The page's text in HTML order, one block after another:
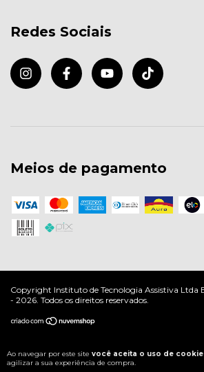
Ao navegar por este site você aceita o uso de
agilizar a sua experiência de compra.
Redes Sociais
Meios de pagamento
Copyright Instituto de Tecnologia Assistiva Ltda
- 2026. Todos os direitos reservados.